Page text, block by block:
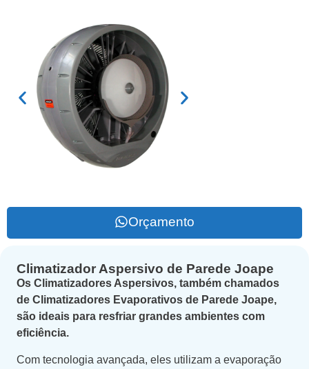
Orçamento
Climatizador Aspersivo de Parede Joape
Os Climatizadores Aspersivos, também chamados
de Climatizadores Evaporativos de Parede Joape,
são ideais para resfriar grandes ambientes com
eficiência.
Com tecnologia avançada, eles utilizam a evaporação